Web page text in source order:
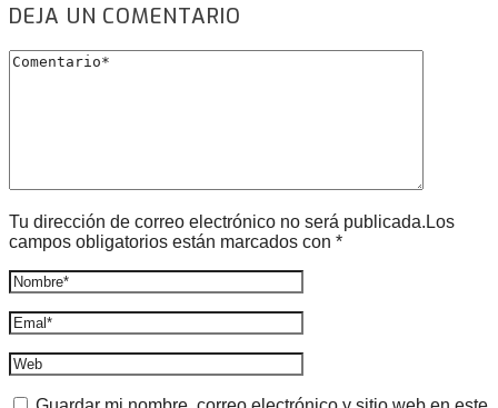
DEJA UN COMENTARIO
Tu dirección de correo electrónico no será publicada.Los
campos obligatorios están marcados con *